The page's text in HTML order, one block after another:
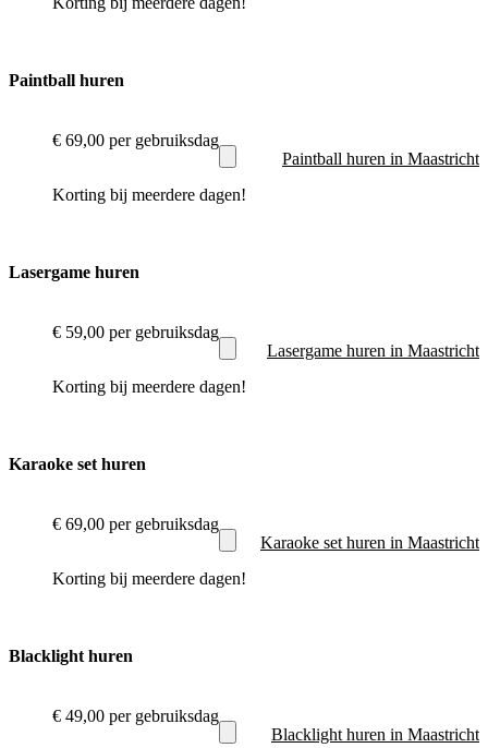
Paintball huren
€ 69,00 per gebruiksdag
Korting bij meerdere dagen!
Paintball huren in Maastricht
Lasergame huren
€ 59,00 per gebruiksdag
Korting bij meerdere dagen!
Lasergame huren in Maastricht
Karaoke set huren
€ 69,00 per gebruiksdag
Korting bij meerdere dagen!
Karaoke set huren in Maastricht
Blacklight huren
€ 49,00 per gebruiksdag
Blacklight huren in Maastricht